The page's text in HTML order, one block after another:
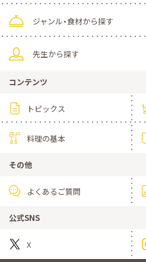
ジャンル・食材から探す
先生から探す
コンテンツ
トピックス
料理の基本
その他
よくあるご質問
公式SNS
X